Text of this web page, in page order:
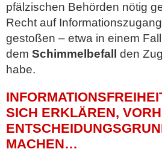
pfälzischen Behörden nötig
Recht auf
gestoßen – etwa in einem
dem Schimmelbefall
den
habe.
SICH ERKLÄREN,
MACHEN…